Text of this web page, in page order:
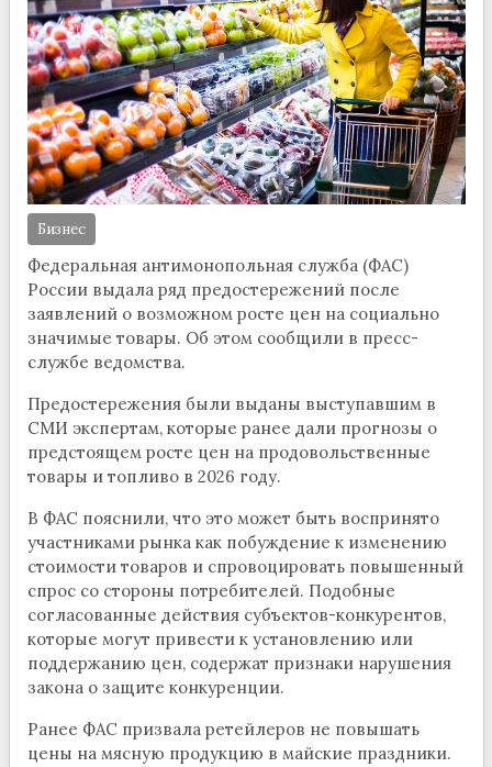
Бизнес
Федеральная антимонопольная служба (ФАС)
России выдала ряд предостережений после
заявлений о возможном росте цен на социально
значимые товары. Об этом сообщили в пресс-
службе ведомства.
Предостережения были выданы выступавшим в
СМИ экспертам, которые ранее дали прогнозы о
предстоящем росте цен на продовольственные
товары и топливо в 2026 году.
В ФАС пояснили, что это может быть воспринято
участниками рынка как побуждение к изменению
стоимости товаров и спровоцировать повышенный
спрос со стороны потребителей. Подобные
согласованные действия субъектов-конкурентов,
которые могут привести к установлению или
поддержанию цен, содержат признаки нарушения
закона о защите конкуренции.
Ранее ФАС призвала ретейлеров не повышать
цены на мясную продукцию в майские праздники.